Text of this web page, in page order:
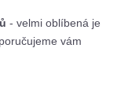
- velmi oblíbená je
vám